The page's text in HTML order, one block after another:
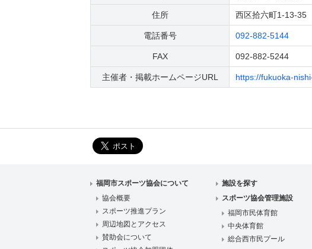
住所 西区拾六町1-13-35
電話番号 092-882-5144
FAX 092-882-5244
主催者・掲載ホームページURL https://fukuoka-
福岡市スポーツ協会について
協会概要
スポーツ推進プラン
周辺地図とアクセス
賛助会について
施設を探す
スポーツ協会管理施設
福岡市民体育館
中央体育館
総合西市民プール